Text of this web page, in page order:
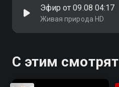
Эфир от 09.08 04:17
Живая природа HD
С этим смотрят